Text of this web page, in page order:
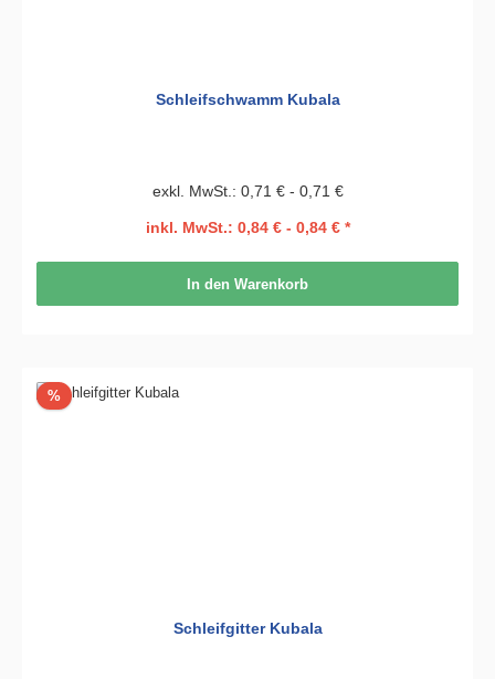
Schleifschwamm Kubala
exkl. MwSt.: 0,71 € - 0,71 €
inkl. MwSt.: 0,84 € - 0,84 € *
In den Warenkorb
%Rabatt
Schleifgitter Kubala